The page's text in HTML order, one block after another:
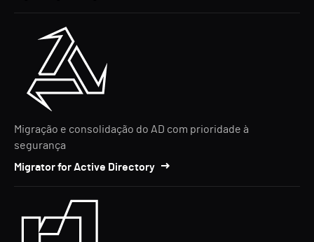
Migração e consolidação do AD com prioridade à
segurança
Migrator for Active Directory